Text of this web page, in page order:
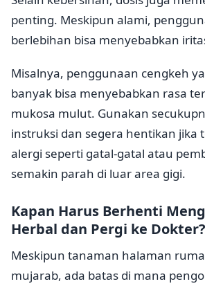
penting. Meskipun alami,
berlebihan bisa menyebabkan
Misalnya, penggunaan cengkeh
banyak bisa menyebabkan rasa
mukosa mulut. Gunakan
instruksi dan segera hentikan jika
alergi seperti gatal-gatal atau
semakin parah di luar area gigi.
Kapan Harus Berhenti
Herbal dan Pergi ke Dokter?
Meskipun tanaman halaman
mujarab, ada batas di mana